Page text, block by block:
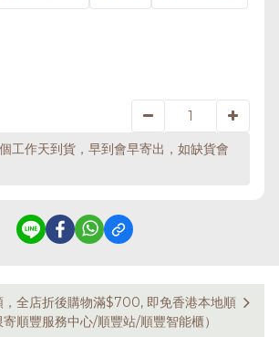
工作天到貨，早到會早寄出，如缺貨會
，全店折後購物滿$700, 即免香港本地順
順豐服務中心/順豐站/順豐智能櫃）